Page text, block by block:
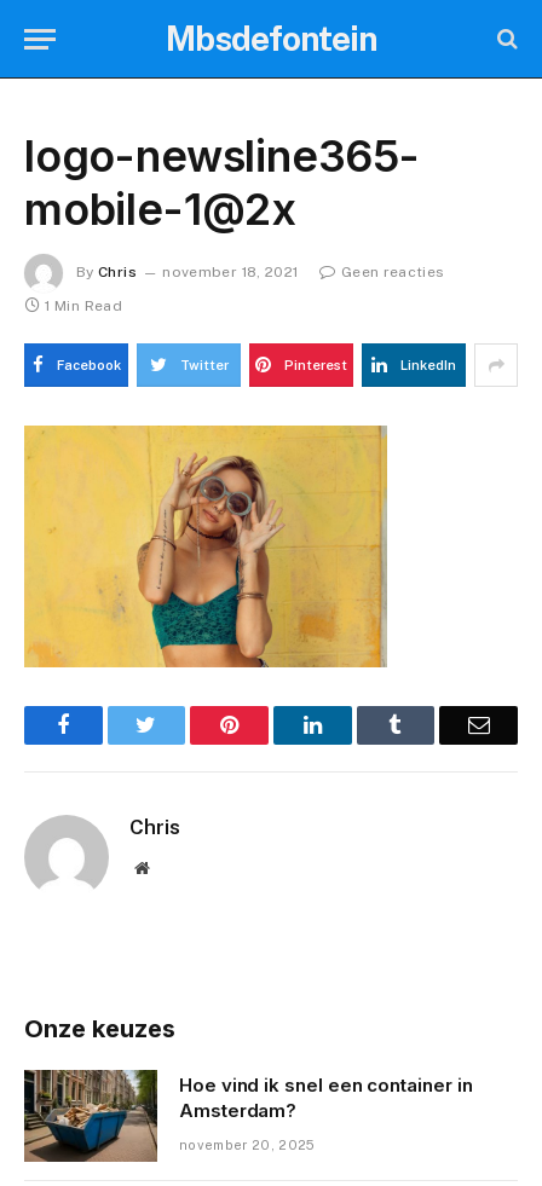
Mbsdefontein
logo-newsline365-
mobile-1@2x
By Chris november 18, 2021
Geen reacties
1 Min Read
Facebook Twitter Pinterest LinkedIn
Facebook Pinterest LinkedIn Email
Chris
Website
Onze keuzes
Hoe vind ik snel een container in
Amsterdam?
november 20, 2025